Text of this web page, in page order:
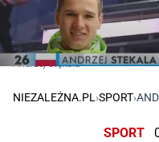
Andrzej Stękała
NIEZALEŻNA.PL ›SPORT›
SPORT